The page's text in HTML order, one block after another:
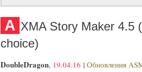
A XMA Story Maker 4.5
choice)
DoubleDragon, 19.04.16 | Обновления